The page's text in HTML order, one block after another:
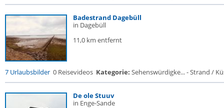
Badestrand Dagebüll
in Dagebüll
11,0 km entfernt
7 Urlaubsbilder 0 Reisevideos Kategorie: Sehenswürdigke... - Strand /
De ole Stuuv
in Enge-Sande